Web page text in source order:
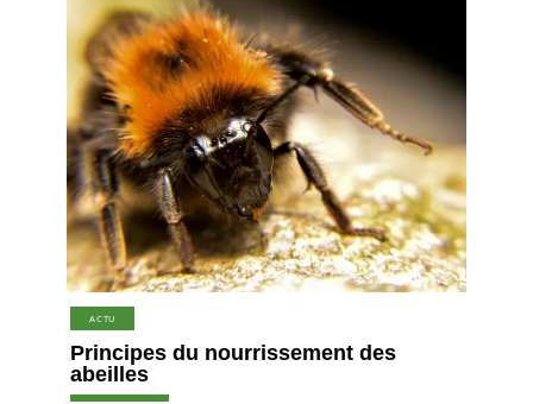
ACTU
Principes du nourrissement des
abeilles